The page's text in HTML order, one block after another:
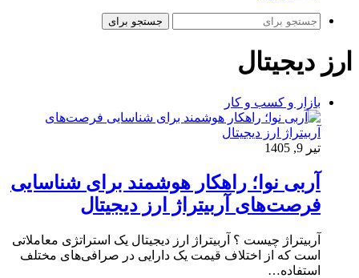
جستجو برای
ارز دیجیتال
بازار و کسب و کار
تیر 9, 1405
آربی نوا؛ راهکار هوشمند برای شناسایی
فرصت‌های آربیتراژ ارز دیجیتال
آربیتراژ چیست ؟ آربیتراژ ارز دیجیتال یک استراتژی معاملاتی
است که از اختلاف قیمت یک دارایی در صرافی‌های مختلف
استفاده…